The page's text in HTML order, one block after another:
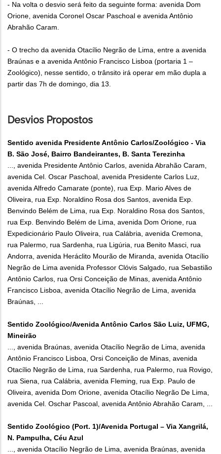
- Na volta o desvio será feito da seguinte forma: avenida Dom
Orione, avenida Coronel Oscar Paschoal e avenida Antônio
Abrahão Caram.
- O trecho da avenida Otacílio Negrão de Lima, entre a avenida
Braúnas e a avenida Antônio Francisco Lisboa (portaria 1 –
Zoológico), nesse sentido, o trânsito irá operar em mão dupla a
partir das 7h de domingo, dia 13.
Desvios Propostos
Sentido avenida Presidente Antônio Carlos/Zoológico - Via
B. São José, Bairro Bandeirantes, B. Santa Terezinha
..., avenida Presidente Antônio Carlos, avenida Abrahão Caram,
avenida Cel. Oscar Paschoal, avenida Presidente Carlos Luz,
avenida Alfredo Camarate (ponte), rua Exp. Mario Alves de
Oliveira, rua Exp. Noraldino Rosa dos Santos, avenida Exp.
Benvindo Belém de Lima, rua Exp. Noraldino Rosa dos Santos,
rua Exp. Benvindo Belém de Lima, avenida Dom Orione, rua
Expedicionário Paulo Oliveira, rua Calábria, avenida Cremona,
rua Palermo, rua Sardenha, rua Ligúria, rua Benito Masci, rua
Andorra, avenida Heráclito Mourão de Miranda, avenida Otacílio
Negrão de Lima avenida Professor Clóvis Salgado, rua Sebastião
Antônio Carlos, rua Orsi Conceição de Minas, avenida Antônio
Francisco Lisboa, avenida Otacílio Negrão de Lima, avenida
Braúnas, ...
Sentido Zoológico/Avenida Antônio Carlos São Luiz, UFMG,
Mineirão
..., avenida Braúnas, avenida Otacílio Negrão de Lima, avenida
Antônio Francisco Lisboa, Orsi Conceição de Minas, avenida
Otacílio Negrão de Lima, rua Sardenha, rua Palermo, rua Rovigo,
rua Siena, rua Calábria, avenida Fleming, rua Exp. Paulo de
Oliveira, avenida Dom Orione, avenida Otacílio Negrão De Lima,
avenida Cel. Oschar Pascoal, avenida Antônio Abrahão Caram, ...
Sentido Zoológico (Port. 1)/Avenida Portugal – Via Xangrilá,
N. Pampulha, Céu Azul
..., avenida Otacílio Negrão de Lima, avenida Braúnas, avenida